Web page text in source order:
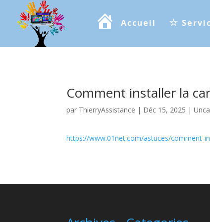
Accueil
Comment installer la
par ThierryAssistance | Déc 15, 2025 |
https://www.01net.com/astuces/comment-